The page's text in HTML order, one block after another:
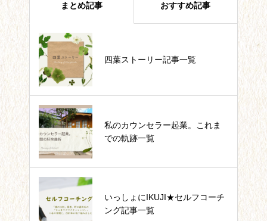
まとめ記事 おすすめ記事
四葉ストーリー記事一覧
私のカウンセラー起業。これま
での軌跡一覧
いっしょにIKUJI★セルフコーチ
ング記事一覧
ト！
良かれの「腸活」でひどい目に。
「これが正解！」を求めていませ
んか？